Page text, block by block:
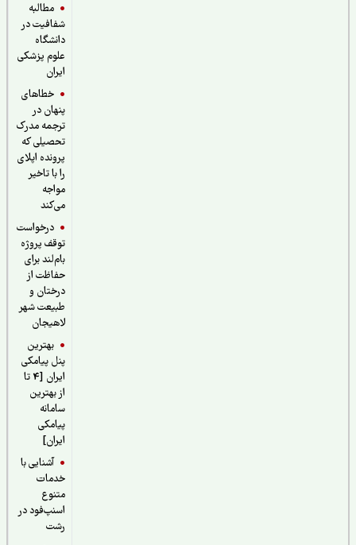
مطالبه
شفافیت در
دانشگاه
علوم پزشکی
خطاهای
پنهان در
ترجمه مدرک
تحصیلی که
پرونده اپلای
را با تاخیر
درخواست
توقف پروژه
بام‌لند برای
حفاظت از
درختان و
طبیعت شهر
لاهیجان
بهترین
پنل پیامکی
ایران [4 تا
از بهترین
سامانه
پیامکی
آشنایی با
خدمات
اسنپ‌فود در